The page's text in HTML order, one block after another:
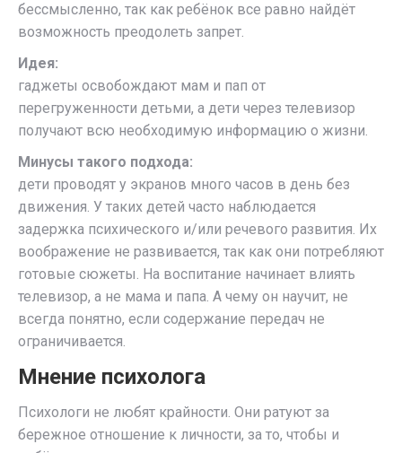
бессмысленно, так как ребёнок все равно найдёт
возможность преодолеть запрет.
Идея:
гаджеты освобождают мам и пап от
перегруженности детьми, а дети через телевизор
получают всю необходимую информацию о жизни.
Минусы такого подхода:
дети проводят у экранов много часов в день без
движения. У таких детей часто наблюдается
задержка психического и/или речевого развития. Их
воображение не развивается, так как они потребляют
готовые сюжеты. На воспитание начинает влиять
телевизор, а не мама и папа. А чему он научит, не
всегда понятно, если содержание передач не
ограничивается.
Мнение психолога
Психологи не любят крайности. Они ратуют за
бережное отношение к личности, за то, чтобы и